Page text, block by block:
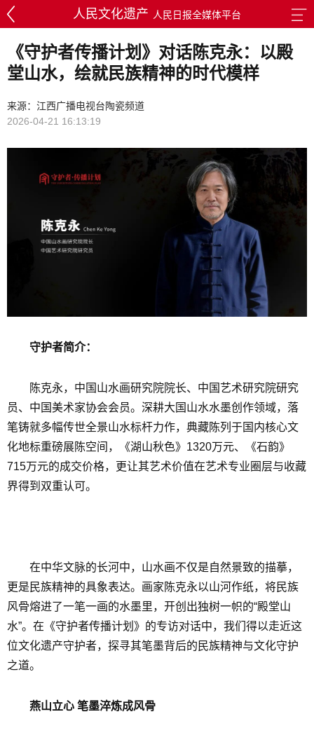
人民文化遗产 人民日报全媒体平台
《守护者传播计划》对话陈克永：以殿
堂山水，绘就民族精神的时代模样
来源：江西广播电视台陶瓷频道
2026-04-21 16:13:19
守护者简介：
陈克永，中国山水画研究院院长、中国艺术研究院研究
员、中国美术家协会会员。深耕大国山水水墨创作领域，落
笔铸就多幅传世全景山水标杆力作，典藏陈列于国内核心文
化地标重磅展陈空间，《湖山秋色》1320万元、《石韵》
715万元的成交价格，更让其艺术价值在艺术专业圈层与收藏
界得到双重认可。
在中华文脉的长河中，山水画不仅是自然景致的描摹，
更是民族精神的具象表达。画家陈克永以山河作纸，将民族
风骨熔进了一笔一画的水墨里，开创出独树一帜的“殿堂山
水”。在《守护者传播计划》的专访对话中，我们得以走近这
位文化遗产守护者，探寻其笔墨背后的民族精神与文化守护
之道。
燕山立心 笔墨淬炼成风骨